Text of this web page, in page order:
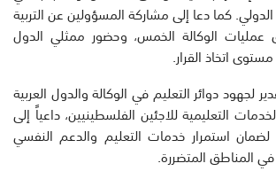
كما دعا إلى مشاركة المسؤولين عن التربية
عمليات الوكالة الخمس، وحضور ممثلي الدول
اتخاذ القرار.
لجهود دوائر التعليم في الوكالة والدول العربية
التعليمية للاجئين الفلسطينيين، داعياً إلى
استمرار خدمات التعليم والدعم النفسي
المناطق المتضررة.